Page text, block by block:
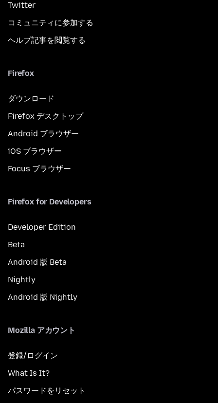
Twitter
コミュニティに参加する
ヘルプ記事を閲覧する
Firefox
ダウンロード
Firefox デスクトップ
Android ブラウザー
iOS ブラウザー
Focus ブラウザー
Firefox for Developers
Developer Edition
Beta
Android 版 Beta
Nightly
Android 版 Nightly
Mozilla アカウント
登録/ログイン
What Is It?
パスワードをリセット